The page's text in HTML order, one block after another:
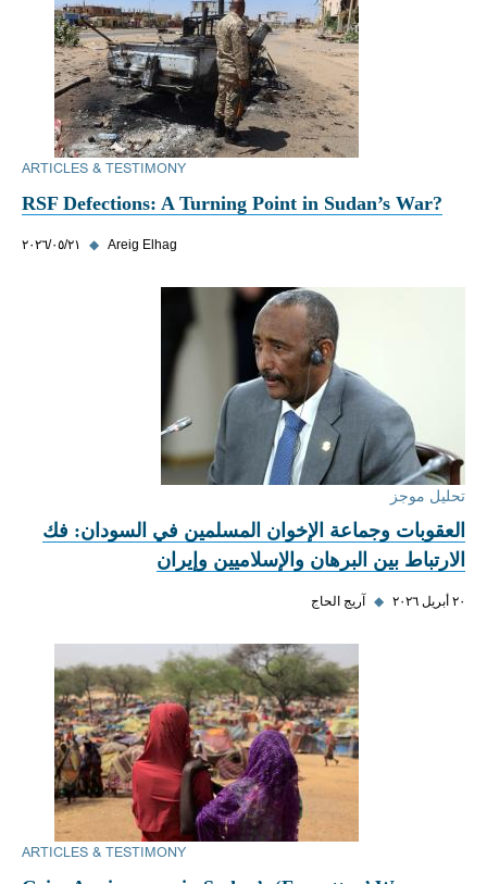
ARTICLES & TESTIMONY
RSF Defections: A Turning Point in Sudan’s War?
٢١‏/٠٥‏/٢٠٢٦ ◆ Areig Elhag
تحليل موجز
العقوبات وجماعة الإخوان المسلمين في السودان: فك
الارتباط بين البرهان والإسلاميين وإيران
٢٠ أبريل ٢٠٢٦ ◆ آريج الحاج
ARTICLES & TESTIMONY